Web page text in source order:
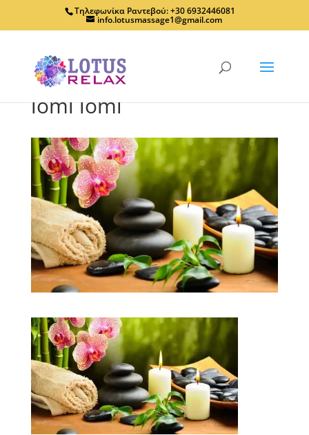
Τηλεφωνίκα Ραντεβού: +30 6932446081
info.lotusmassage1@gmail.com
lomi lomi